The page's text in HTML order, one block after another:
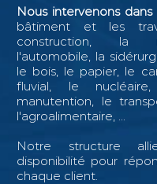
Nous intervenons
bâtiment et les
construction, la
l'automobile, la
le bois, le papier, le
fluvial, le
manutention, le
l'agroalimentaire, ...
Notre structure
disponibilité pour
chaque client.